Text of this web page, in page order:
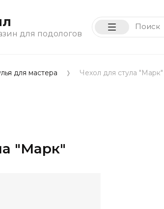
для подологов
для мастера Чехол для стула "Марк"
"Марк"